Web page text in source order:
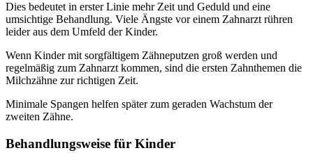
Dies bedeutet in erster Linie mehr Zeit und Geduld und eine
umsichtige Behandlung. Viele Ängste vor einem Zahnarzt rühren
leider aus dem Umfeld der Kinder.
Wenn Kinder mit sorgfältigem Zähneputzen groß werden und
regelmäßig zum Zahnarzt kommen, sind die ersten Zahnthemen die
Milchzähne zur richtigen Zeit.
Minimale Spangen helfen später zum geraden Wachstum der
zweiten Zähne.
Behandlungsweise für Kinder